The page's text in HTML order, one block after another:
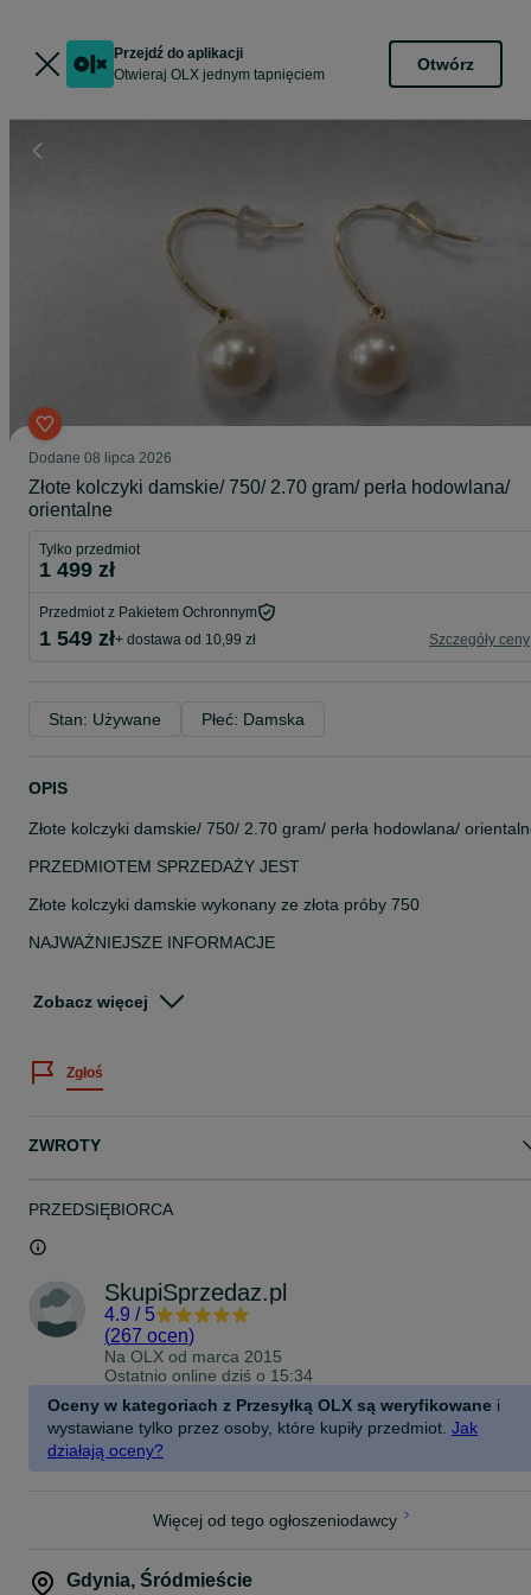
Przejdź do aplikacji
Otwieraj OLX jednym tapnięciem
Otwórz
Dodane 08 lipca 2026
Złote kolczyki damskie/ 750/ 2.70 gram/ perła hodowlana/
orientalne
Tylko przedmiot
1 499 zł
Przedmiot z Pakietem Ochronnym
1 549 zł+ dostawa od 10,99 zł Szczegóły ceny
Stan: Używane Płeć: Damska
OPIS
Złote kolczyki damskie/ 750/ 2.70 gram/ perła hodowlana/
PRZEDMIOTEM SPRZEDAŻY JEST
Złote kolczyki damskie wykonany ze złota próby 750
NAJWAŻNIEJSZE INFORMACJE
złoto próby 750
KAMIENIE
WYMIARY
Real foto / zdjęcia przedstawiają sprzedawany przedmiot.
GWARANCJA
złoto próby 750
pochodzenie orientalne
brak ukrytych wad
produkt pochodzi z legalnego i zweryfikowanego źródła
JESTEŚMY SKLEPEM
Kupując u nas masz pewność zakupu bez ryzyka. Nasza wiedza i
sprawdzony pod
kątem technicznym i prawnym.
Zobacz więcej
Zgłoś
ZWROTY
PRZEDSIĘBIORCA
SkupiSprzedaz.pl
4.9 / 5
(267 ocen)
Na OLX od marca 2015
Ostatnio online dziś o 15:34
Oceny w kategoriach z Przesyłką OLX są weryfikowane i
wystawiane tylko przez osoby, które kupiły przedmiot. Jak
działają oceny?
Więcej od tego ogłoszeniodawcy
Gdynia, Śródmieście